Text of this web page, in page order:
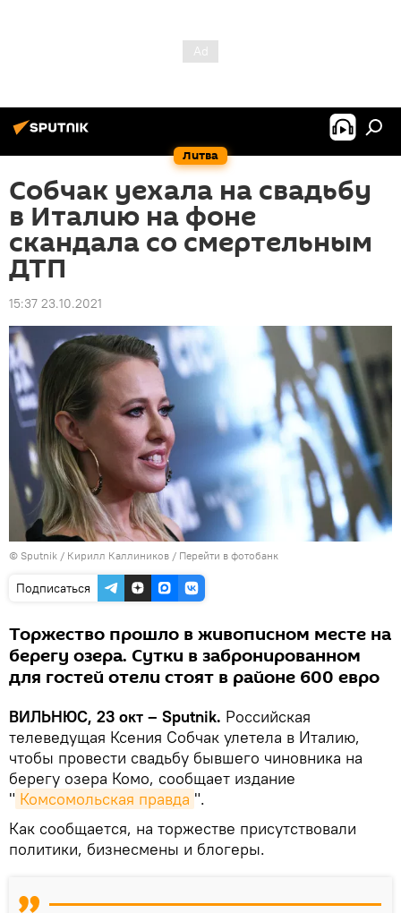
Литва
Собчак уехала на свадьбу
в Италию на фоне
скандала со смертельным
ДТП
15:37 23.10.2021
© Sputnik / Кирилл Каллиников / Перейти в фотобанк
Подписаться
Торжество прошло в живописном месте на
берегу озера. Сутки в забронированном
для гостей отели стоят в районе 600 евро
ВИЛЬНЮС, 23 окт – Sputnik. Российская
телеведущая Ксения Собчак улетела в Италию,
чтобы провести свадьбу бывшего чиновника на
берегу озера Комо, сообщает издание
" Комсомольская правда ".
Как сообщается, на торжестве присутствовали
политики, бизнесмены и блогеры.